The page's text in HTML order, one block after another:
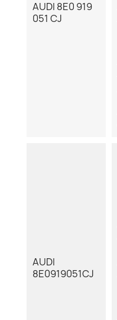
AUDI 8E0 919
051 CJ
AUDI
8E0919051CJ